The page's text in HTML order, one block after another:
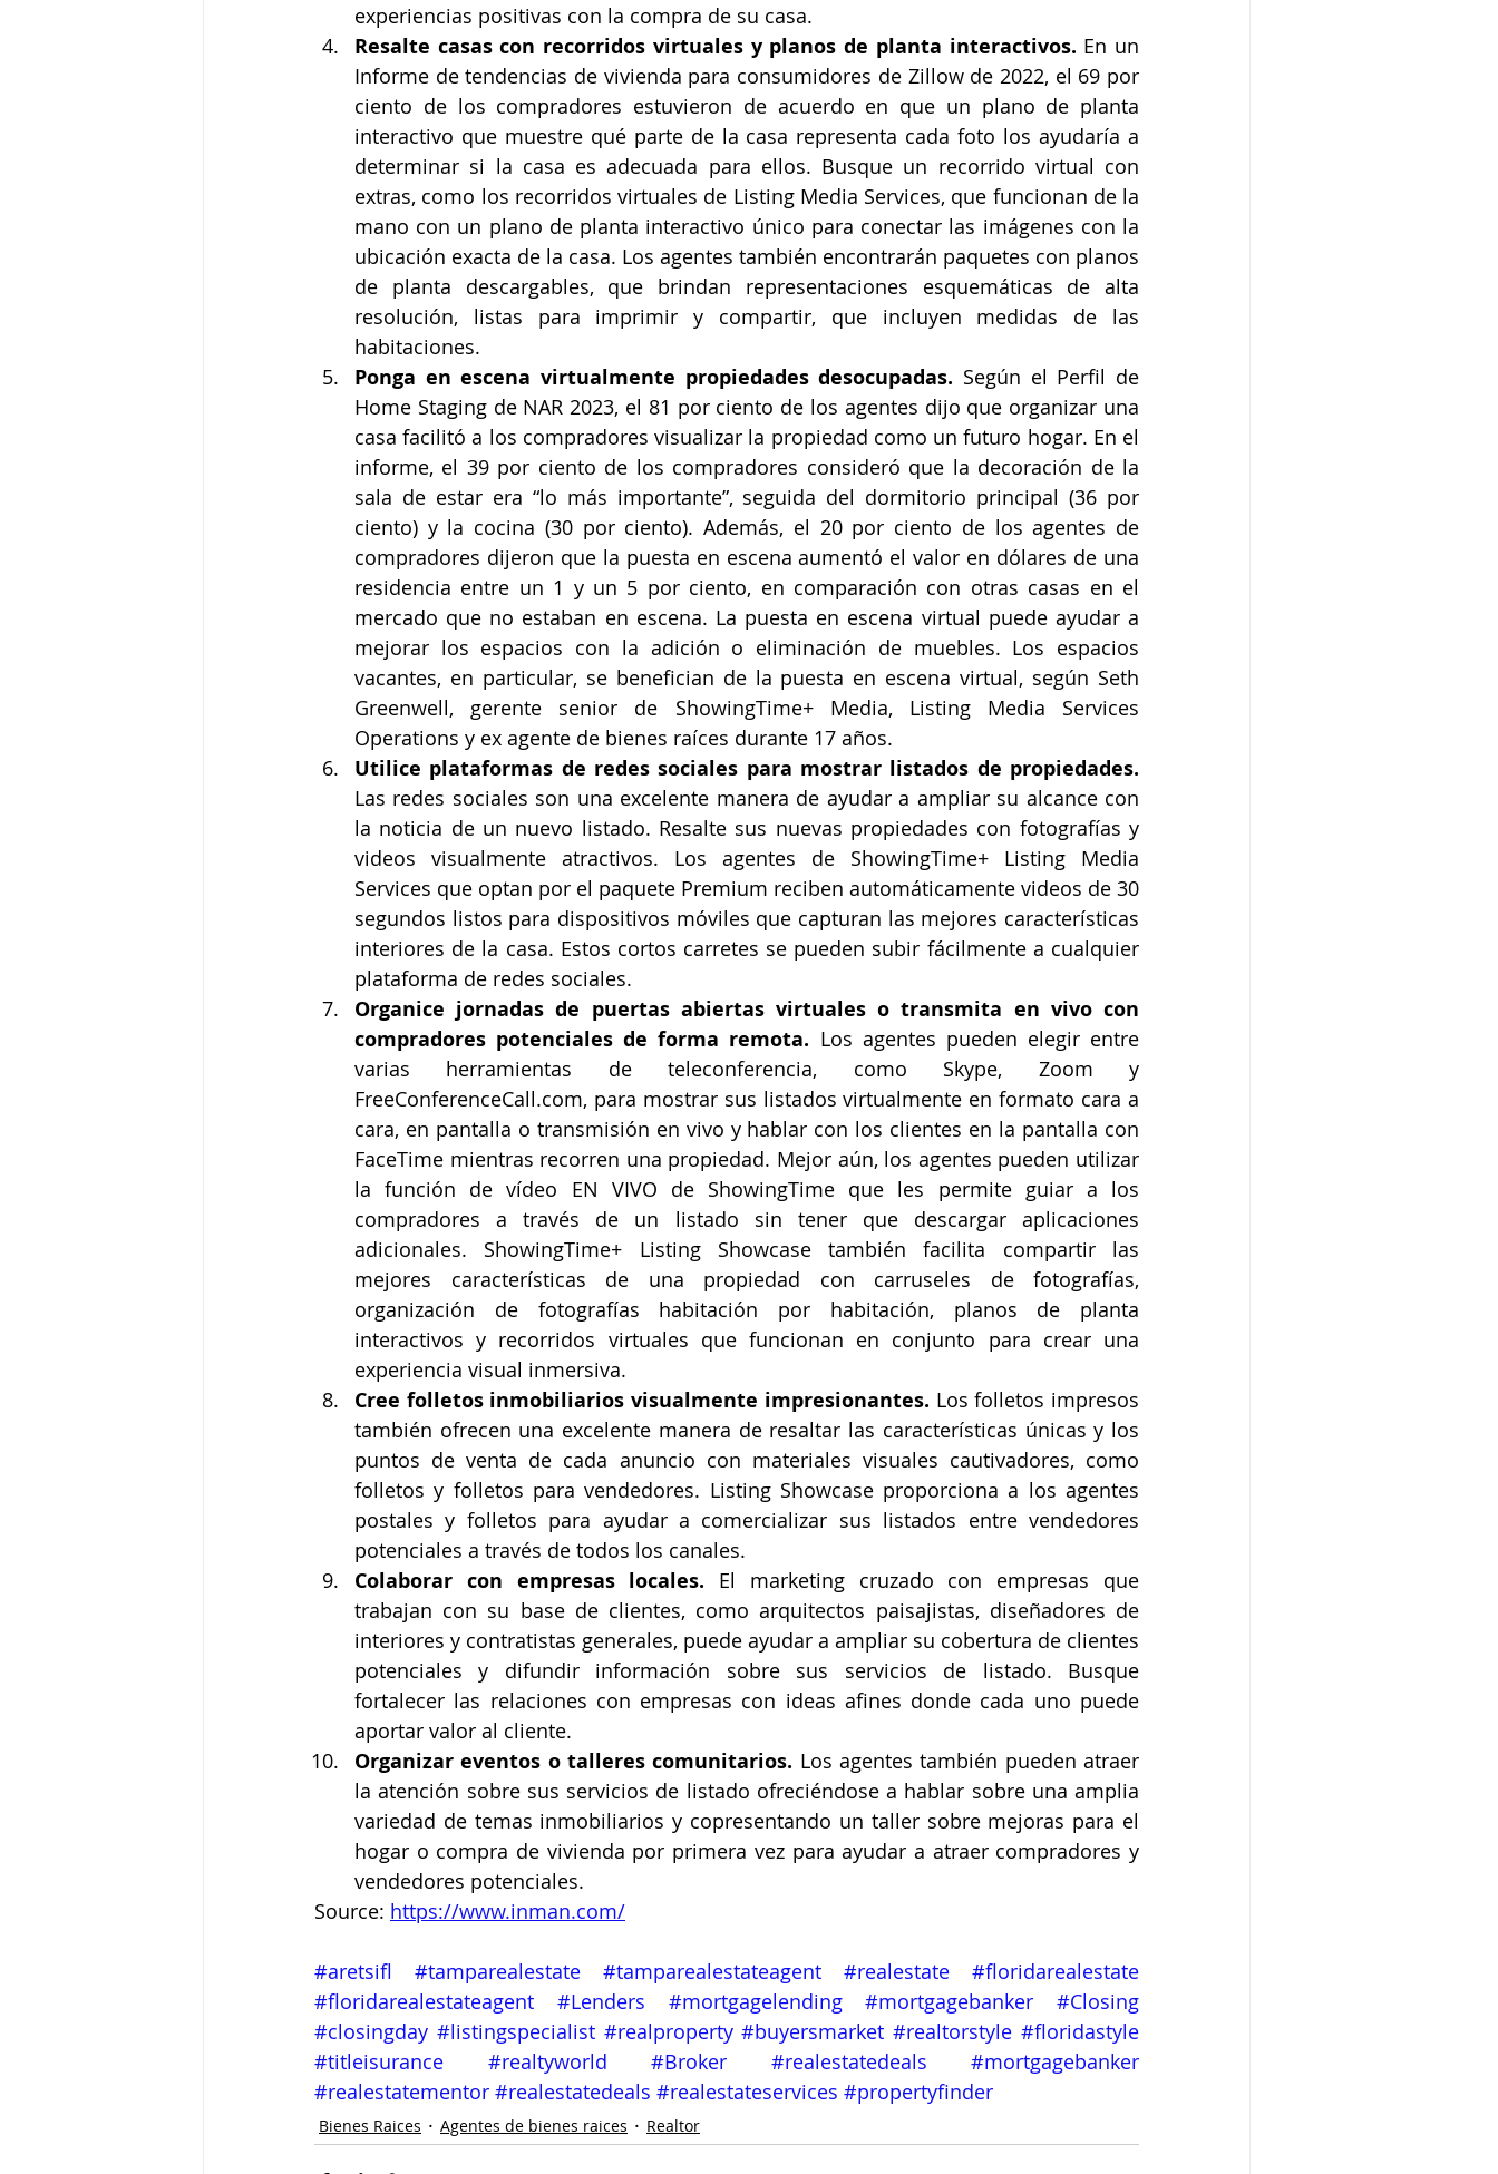
experiencias positivas con la compra de su casa.
Resalte casas con recorridos virtuales y planos de planta interactivos. En un
Informe de tendencias de vivienda para consumidores de Zillow de 2022, el 69 por
ciento de los compradores estuvieron de acuerdo en que un plano de planta
interactivo que muestre qué parte de la casa representa cada foto los ayudaría a
determinar si la casa es adecuada para ellos. Busque un recorrido virtual con
extras, como los recorridos virtuales de Listing Media Services, que funcionan de la
mano con un plano de planta interactivo único para conectar las imágenes con la
ubicación exacta de la casa. Los agentes también encontrarán paquetes con planos
de planta descargables, que brindan representaciones esquemáticas de alta
resolución, listas para imprimir y compartir, que incluyen medidas de las
habitaciones.
Ponga en escena virtualmente propiedades desocupadas. Según el Perfil de
Home Staging de NAR 2023, el 81 por ciento de los agentes dijo que organizar una
casa facilitó a los compradores visualizar la propiedad como un futuro hogar. En el
informe, el 39 por ciento de los compradores consideró que la decoración de la
sala de estar era “lo más importante”, seguida del dormitorio principal (36 por
ciento) y la cocina (30 por ciento). Además, el 20 por ciento de los agentes de
compradores dijeron que la puesta en escena aumentó el valor en dólares de una
residencia entre un 1 y un 5 por ciento, en comparación con otras casas en el
mercado que no estaban en escena. La puesta en escena virtual puede ayudar a
mejorar los espacios con la adición o eliminación de muebles. Los espacios
vacantes, en particular, se benefician de la puesta en escena virtual, según Seth
Greenwell, gerente senior de ShowingTime+ Media, Listing Media Services
Operations y ex agente de bienes raíces durante 17 años.
Utilice plataformas de redes sociales para mostrar listados de propiedades.
Las redes sociales son una excelente manera de ayudar a ampliar su alcance con
la noticia de un nuevo listado. Resalte sus nuevas propiedades con fotografías y
videos visualmente atractivos. Los agentes de ShowingTime+ Listing Media
Services que optan por el paquete Premium reciben automáticamente videos de 30
segundos listos para dispositivos móviles que capturan las mejores características
interiores de la casa. Estos cortos carretes se pueden subir fácilmente a cualquier
plataforma de redes sociales.
Organice jornadas de puertas abiertas virtuales o transmita en vivo con
compradores potenciales de forma remota. Los agentes pueden elegir entre
varias herramientas de teleconferencia, como Skype, Zoom y
FreeConferenceCall.com, para mostrar sus listados virtualmente en formato cara a
cara, en pantalla o transmisión en vivo y hablar con los clientes en la pantalla con
FaceTime mientras recorren una propiedad. Mejor aún, los agentes pueden utilizar
la función de vídeo EN VIVO de ShowingTime que les permite guiar a los
compradores a través de un listado sin tener que descargar aplicaciones
adicionales. ShowingTime+ Listing Showcase también facilita compartir las
mejores características de una propiedad con carruseles de fotografías,
organización de fotografías habitación por habitación, planos de planta
interactivos y recorridos virtuales que funcionan en conjunto para crear una
experiencia visual inmersiva.
Cree folletos inmobiliarios visualmente impresionantes. Los folletos impresos
también ofrecen una excelente manera de resaltar las características únicas y los
puntos de venta de cada anuncio con materiales visuales cautivadores, como
folletos y folletos para vendedores. Listing Showcase proporciona a los agentes
postales y folletos para ayudar a comercializar sus listados entre vendedores
potenciales a través de todos los canales.
Colaborar con empresas locales. El marketing cruzado con empresas que
trabajan con su base de clientes, como arquitectos paisajistas, diseñadores de
interiores y contratistas generales, puede ayudar a ampliar su cobertura de clientes
potenciales y difundir información sobre sus servicios de listado. Busque
fortalecer las relaciones con empresas con ideas afines donde cada uno puede
aportar valor al cliente.
Organizar eventos o talleres comunitarios. Los agentes también pueden atraer
la atención sobre sus servicios de listado ofreciéndose a hablar sobre una amplia
variedad de temas inmobiliarios y copresentando un taller sobre mejoras para el
hogar o compra de vivienda por primera vez para ayudar a atraer compradores y
vendedores potenciales.
Source: https://www.inman.com/
#aretsifl #tamparealestate #tamparealestateagent #realestate
#floridarealestate
#floridarealestateagent
#Lenders #mortgagelending #mortgagebanker
#Closing
#closingday #listingspecialist #realproperty #buyersmarket #realtorstyle #floridastyle
#titleisurance
#realtyworld #Broker #realestatedeals
#mortgagebanker
#realestatementor #realestatedeals #realestateservices #propertyfinder
Bienes Raices Agentes de bienes raices Realtor